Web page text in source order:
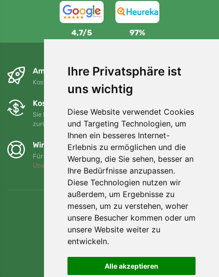
Ihre Privatsphäre ist
uns wichtig
Diese Website verwendet Cookies
und Targeting Technologien, um
Ihnen ein besseres Internet-
Erlebnis zu ermöglichen und die
Werbung, die Sie sehen, besser an
Ihre Bedürfnisse anzupassen.
Diese Technologien nutzen wir
außerdem, um Ergebnisse zu
messen, um zu verstehen, woher
unsere Besucher kommen oder um
unsere Website weiter zu
entwickeln.
Alle akzeptieren
4,7/5 97%
Am nächsten Tag und kostenlos
Kostenloser Versand für Bestellungen über 80 EUR
Kostenloser Umtausch und Rückgabe
Sie können Ihre Bestellung jederzeit innerhalb von 90 Tagen
zurückgeben oder umtauschen.
Wir unterstützen Trees.org
Für jede Bestellung pflanzen wir einen Baum! Mehr lesen
Über uns